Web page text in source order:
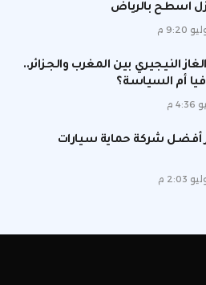
اسطح بالرياض
النيجيري بين المغرب والجزائر..
أم السياسة؟
أفضل شركة حماية سيارات